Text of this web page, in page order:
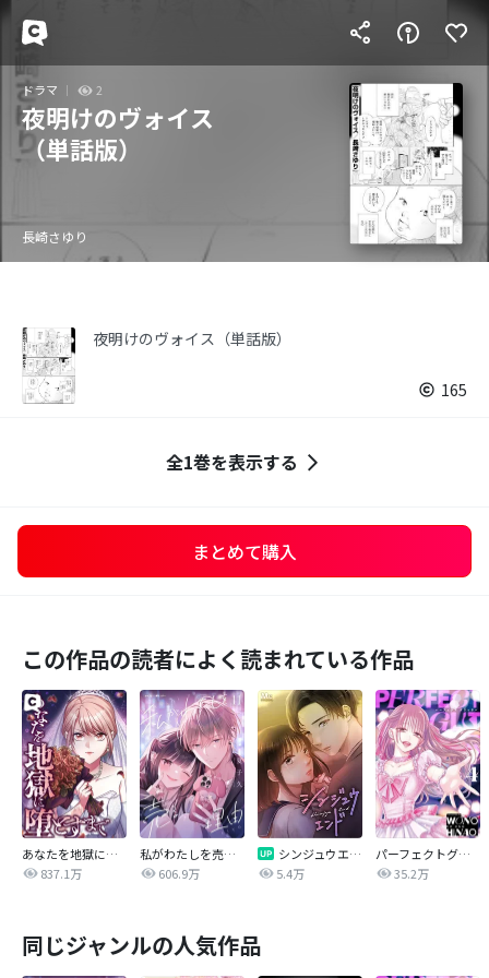
ドラマ 2
夜明けのヴォイス
（単話版）
長崎さゆり
夜明けのヴォイス（単話版）
165
全1巻を表示する
まとめて購入
この作品の読者によく読まれている作品
あなたを地獄に堕とすまで
837.1万
私がわたしを売る理由
606.9万
シンジュウエンド【タテヨミ】
5.4万
パーフェクトグリッター
35.2万
同じジャンルの人気作品